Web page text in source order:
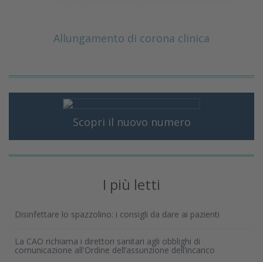
Allungamento di corona clinica
Scopri il nuovo numero
I più letti
Disinfettare lo spazzolino: i consigli da dare ai pazienti
La CAO richiama i direttori sanitari agli obblighi di
comunicazione all'Ordine dell’assunzione dell’incarico